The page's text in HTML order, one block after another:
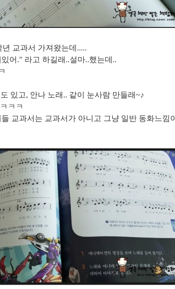
교과서 가져왔는데.....
어." 라고 하길래..설마..했는데..
있고, 안나 노래.. 같이 눈사람 만들래~♪
ㅋㅋ
교과서는 교과서가 아니고 그냥 일반 동화느낌